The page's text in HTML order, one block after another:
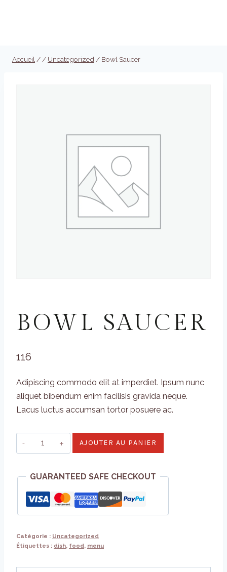
Accueil / / Uncategorized / Bowl Saucer
BOWL SAUCER
116
Adipiscing commodo elit at imperdiet. Ipsum nunc
aliquet bibendum enim facilisis gravida neque.
Lacus luctus accumsan tortor posuere ac.
quantité
de
Saucer
AJOUTER AU PANIER
GUARANTEED SAFE CHECKOUT
Catégorie : Uncategorized
Étiquettes : dish, food, menu